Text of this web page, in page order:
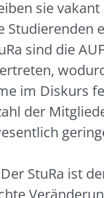
sie
Studierenden
sind die
im Diskurs
der
StuRa ist